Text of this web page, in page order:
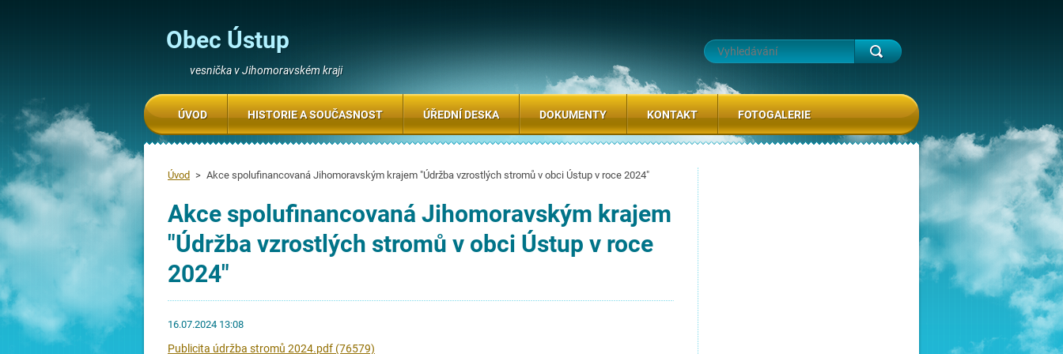
Obec Ústup
vesnička v Jihomoravském kraji
Úvod > Akce spolufinancovaná Jihomoravským krajem "Údržba vzrostlých stromů v obci Ústup v roce 2024"
Akce spolufinancovaná Jihomoravským krajem
"Údržba vzrostlých stromů v obci Ústup v roce
2024"
16.07.2024 13:08
Publicita údržba stromů 2024.pdf (76579)
ÚVOD HISTORIE A SOUČASNOST ÚŘEDNÍ DESKA DOKUMENTY KONTAKT FOTOGALERIE